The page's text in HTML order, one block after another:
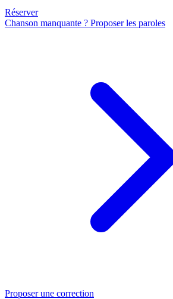
Réserver
Chanson manquante ? Proposer les paroles
Proposer une correction